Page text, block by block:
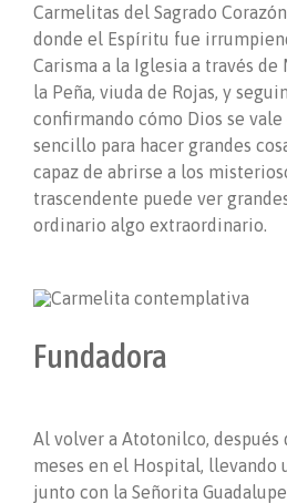
Carmelitas del Sagrado
donde el Espíritu fue
Carisma a la Iglesia a través de
la Peña, viuda de Rojas, y
confirmando cómo Dios se
sencillo para hacer grandes
capaz de abrirse a los
trascendente puede ver
ordinario algo extraordinario.
Fundadora
Al volver a Atotonilco,
meses en el Hospital, llevando
junto con la Señorita